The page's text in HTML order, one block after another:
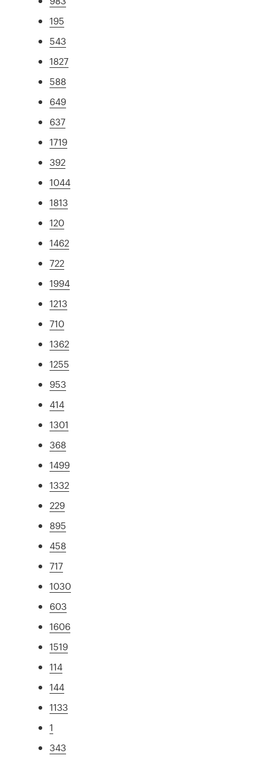
195
543
1827
588
649
637
1719
392
1044
1813
120
1462
722
1994
1213
710
1362
1255
953
414
1301
368
1499
1332
229
895
458
717
1030
603
1606
1519
114
144
1133
1
343